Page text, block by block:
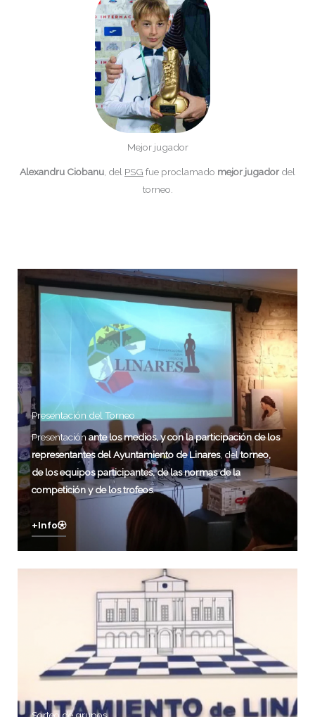
Mejor jugador
Alexandru Ciobanu , del PSG fue proclamado mejor jugador del
torneo.
Presentación del Torneo
Presentaciónante los medios, y con la participación de los
representantes del Ayuntamiento de Linares, deltorneo,
de los equipos participantes, de las normas de la
competición y de los trofeos.
+info
Sorteo de grupos